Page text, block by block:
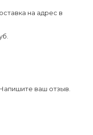
на адрес в
ваш отзыв.